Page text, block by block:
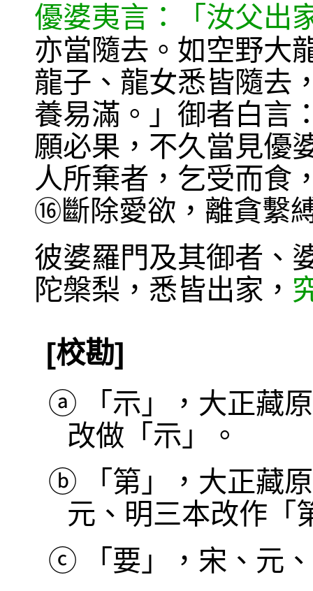
優婆夷言：「汝父出
亦當隨去。如空野大
龍子、龍女悉皆隨去
養易滿。」御者白言
願必果，不久當見優
人所棄者，乞受而食
⑯斷除愛欲，離貪繫
彼婆羅門及其御者、
陀槃梨，悉皆出家，
[校勘]
ⓐ
「示」，大正藏
改做「示」。
ⓑ
「第」，大正藏
元、明三本改作「
ⓒ
「要」，宋、元